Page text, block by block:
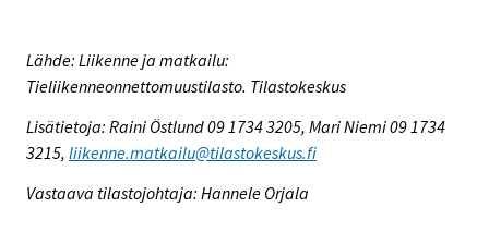
Lähde: Liikenne ja matkailu:
Tieliikenneonnettomuustilasto. Tilastokeskus
Lisätietoja: Raini Östlund 09 1734 3205, Mari Niemi 09 1734
3215, liikenne.matkailu@tilastokeskus.fi
Vastaava tilastojohtaja: Hannele Orjala